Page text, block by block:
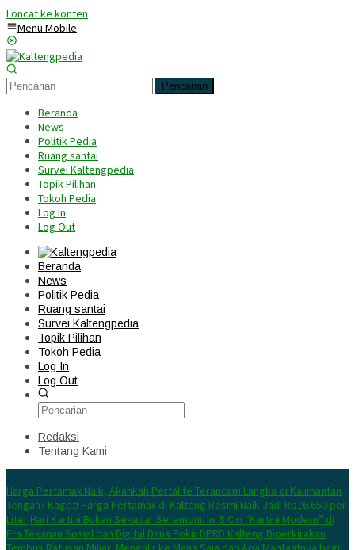
Loncat ke konten
Menu Mobile
Pencarian
Beranda
News
Politik Pedia
Ruang santai
Survei Kaltengpedia
Topik Pilihan
Tokoh Pedia
Log In
Log Out
Beranda
News
Politik Pedia
Ruang santai
Survei Kaltengpedia
Topik Pilihan
Tokoh Pedia
Log In
Log Out
Redaksi
Tentang Kami
Harga Pertamax Naik, Akankah Pertalite Terancam Langka di Kalimantan
Tengah? Kaget! Harga Pertamax di Kalteng Resmi Naik Jadi Rp16.650 per
Liter Hari Kartini Bukan Sekadar Seremoni: Ini 5 Ciri “Kartini Modern” di
Era Tekanan Sosial dan Digital Dana Pokir DPRD Kalteng Diperkirakan